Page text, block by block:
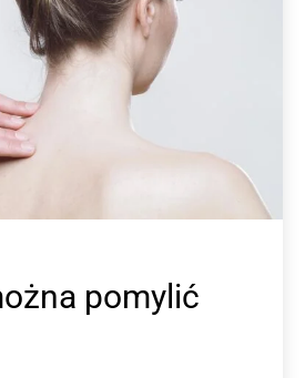
pomylić